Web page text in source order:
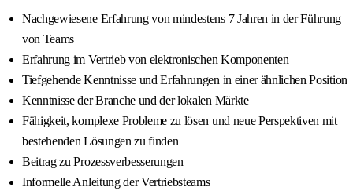
Nachgewiesene Erfahrung von mindestens 7 Jahren in der Führung
von Teams
Erfahrung im Vertrieb von elektronischen Komponenten
Tiefgehende Kenntnisse und Erfahrungen in einer ähnlichen Position
Kenntnisse der Branche und der lokalen Märkte
Fähigkeit, komplexe Probleme zu lösen und neue Perspektiven mit
bestehenden Lösungen zu finden
Beitrag zu Prozessverbesserungen
Informelle Anleitung der Vertriebsteams